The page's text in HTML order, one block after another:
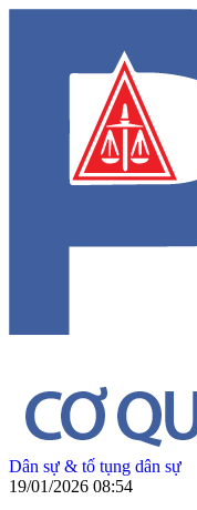
Dân sự & tố tụng dân sự
19/01/2026 08:54